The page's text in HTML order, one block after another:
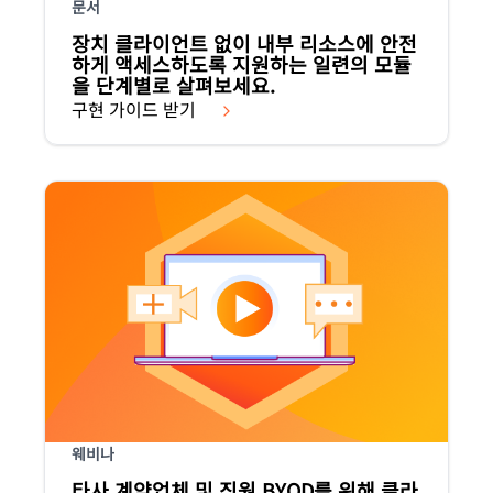
문서
장치 클라이언트 없이 내부 리소스에 안전
하게 액세스하도록 지원하는 일련의 모듈
을 단계별로 살펴보세요.
구현 가이드 받기
웨비나